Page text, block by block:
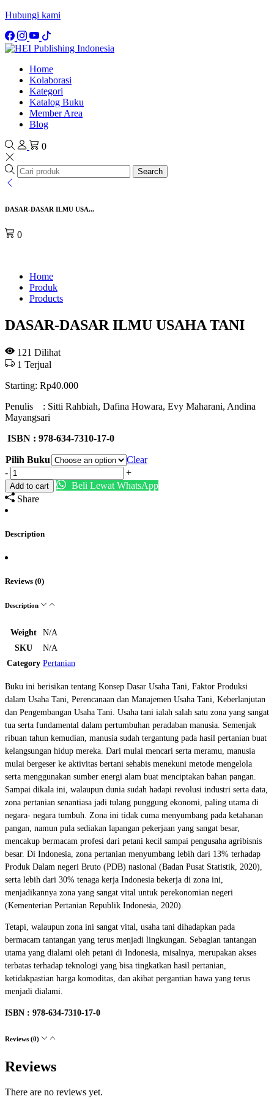
Hubungi kami
Home
Kolaborasi
Kategori
Katalog Buku
Member Area
Blog
0
Search
DASAR-DASAR ILMU USA...
0
Home
Produk
Products
DASAR-DASAR ILMU USAHA TANI
121 Dilihat
1 Terjual
Starting: Rp40.000
Penulis : Sitti Rahbiah, Dafina Howara, Evy Maharani, Andina
Mayangsari
ISBN : 978-634-7310-17-0
Pilih Buku
Clear
- DASAR-
DASAR
ILMU
USAHA
+
Add to cart
Beli Lewat WhatsApp
Share
Description
Reviews (0)
Description
Weight
N/A
SKU
N/A
Category Pertanian
Buku ini berisikan tentang Konsep Dasar Usaha Tani, Faktor Produksi
dalam Usaha Tani, Perencanaan dan Manajemen Usaha Tani, Keberlanjutan
dan Pengembangan Usaha Tani. Usaha tani ialah salah satu zona yang sangat
tua serta fundamental dalam pertumbuhan peradaban manusia. Semenjak
ribuan tahun kemudian, manusia sudah tergantung pada hasil pertanian buat
kelangsungan hidup mereka. Dari mulai mencari serta meramu, manusia
mulai bergeser ke aktivitas bertani sehabis menekuni metode mengelola
serta menggunakan sumber energi alam buat menciptakan bahan pangan.
Sampai dikala ini, walaupun dunia sudah hadapi revolusi industri serta data,
zona pertanian senantiasa jadi tulang punggung ekonomi, paling utama di
negara- negara tumbuh. Zona ini tidak cuma menyumbang pada ketahanan
pangan, namun pula sediakan lapangan pekerjaan yang sangat besar,
mencakup bermacam profesi dari petani kecil sampai pengusaha agribisnis
besar. Di Indonesia, zona pertanian menyumbang lebih dari 13% terhadap
Produk Dalam negeri Bruto (PDB) nasional (Badan Pusat Statistik, 2020),
serta lebih dari 30% tenaga kerja Indonesia bekerja di zona ini,
menjadikannya zona yang sangat vital untuk perekonomian negeri
(Kementerian Pertanian Republik Indonesia, 2020).
Tetapi, walaupun zona ini sangat vital, usaha tani dihadapkan pada
bermacam tantangan yang terus menjadi lingkungan. Sebagian tantangan
utama yang dialami oleh petani di Indonesia, misalnya, merupakan akses
terbatas terhadap teknologi yang bisa tingkatkan hasil pertanian,
ketidakpastian harga komoditas, dan akibat pergantian hawa yang terus
menjadi dialami.
ISBN : 978-634-7310-17-0
Reviews (0)
Reviews
There are no reviews yet.